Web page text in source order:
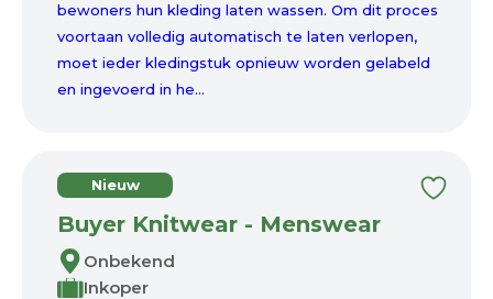
bewoners hun kleding laten wassen. Om dit proces
voortaan volledig automatisch te laten verlopen,
moet ieder kledingstuk opnieuw worden gelabeld
en ingevoerd in he...
Nieuw
Buyer Knitwear - Menswear
Onbekend
Inkoper